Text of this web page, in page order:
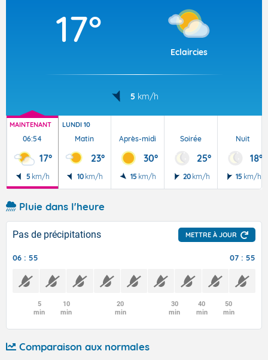
17°
Eclaircies
5 km/h
MAINTENANT
06:54
17°
5 km/h
LUNDI 10
Matin
23°
10 km/h
Après-midi
30°
15 km/h
Soirée
25°
20 km/h
Nuit
18°
15 km/h
Pluie dans l'heure
Pas de précipitations METTRE À JOUR
06 : 55 07 : 55
5
min
10
min
20
min
30
min
40
min
50
min
Comparaison aux normales